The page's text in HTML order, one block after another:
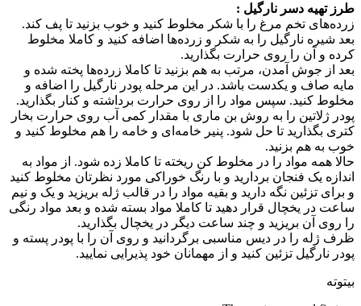
طرز تهیه دسر نارگیل :
زرده‌های تخم مرغ را با شکر مخلوط کنید و خوب بزنید تا پف کند.
بعد شیره نارگیل را به شکر و زرده‌ها اضافه کنید و کاملا مخلوط
کرده و آن را روی حرارت بگذارید.
بعد از جوش آمدن، مرتب به هم بزنید تا کاملا زرده‌ها پخته شده و
مایه صاف و یکدست باشد.‌ در این مرحله پودر نارگیل را اضافه و
مخلوط کنید. سپس مواد را از روی حرارت برداشته و کنار بگذارید. ‌
پودر ژلاتین را به روش بن ماری با مقدار کمی آب روی حرارت بخار
کتری بگذارید تا حل شود. پنیر خامه‌ای و خامه را هم مخلوط کنید و
خوب به هم بزنید.
حالا همه مواد را در مخلوط کن ریخته تا کاملا زده شود. از مواد به
اندازه یک فنجان بردارید و با رنگ خوراکی مورد نظرتان مخلوط کنید
و برای تزئین نگه دارید و بقیه مواد را در قالب ژله بریزید و یک و نیم‌
ساعت در یخچال قرار دهید تا کاملا مواد بسته شده و بعد مواد رنگی
را روی آن بریزید و چند ساعت دیگر در یخچال بگذارید.
ظرف ژله را در دیس مناسبی برگردانید و روی آن را با پودر پسته و
پودر نارگیل تزئین کنید و از مهمانان خود پذیرایی نمایید.
بیتوته